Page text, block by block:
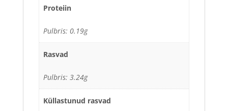
Proteiin
Pulbris: 0.19g
Rasvad
Pulbris: 3.24g
Küllastunud rasvad